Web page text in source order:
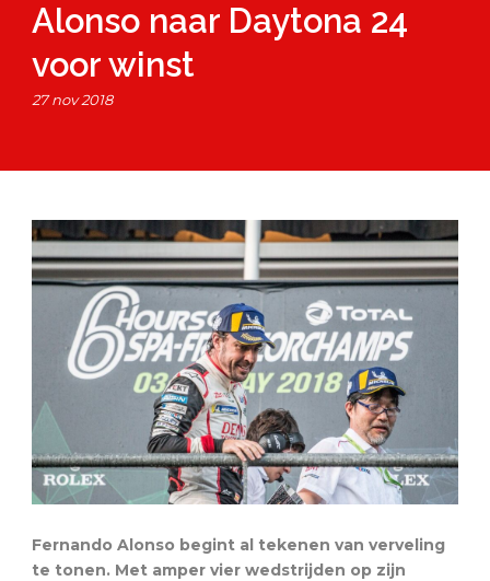
Alonso naar Daytona 24
voor winst
27 nov 2018
Fernando Alonso begint al tekenen van verveling
te tonen. Met amper vier wedstrijden op zijn